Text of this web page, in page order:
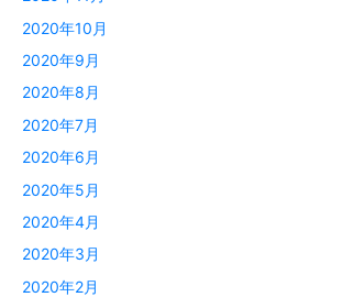
2020年10月
2020年9月
2020年8月
2020年7月
2020年6月
2020年5月
2020年4月
2020年3月
2020年2月